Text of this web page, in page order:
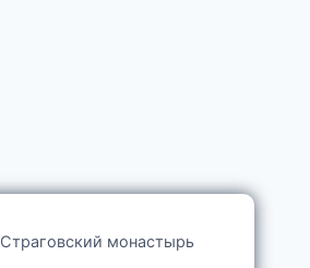
Страговский монастырь